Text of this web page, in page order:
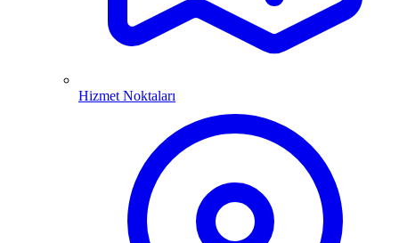
Hizmet Noktaları